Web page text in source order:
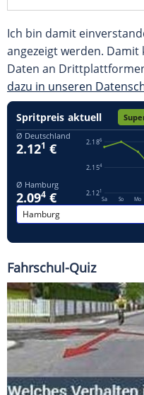
Ich bin damit
angezeigt werden.
Daten an
dazu in unseren
Fahrschul-Quiz